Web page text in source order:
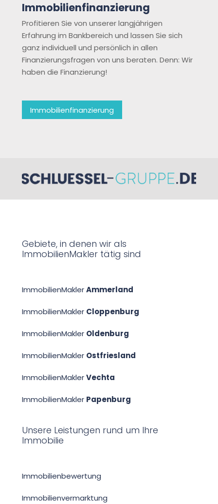
Immobilienfinanzierung
Profitieren Sie von unserer langjährigen
Erfahrung im Bankbereich und lassen Sie sich
ganz individuell und persönlich in allen
Finanzierungsfragen von uns beraten. Denn: Wir
haben die Finanzierung!
Immobilienfinanzierung
Gebiete, in denen wir als
ImmobilienMakler tätig sind
ImmobilienMaklerAmmerland
ImmobilienMakler Cloppenburg
ImmobilienMakler Oldenburg
ImmobilienMakler Ostfriesland
ImmobilienMakler Vechta
ImmobilienMakler Papenburg
Unsere Leistungen rund um Ihre
Immobilie
Immobilien­bewertung
Immobilienvermarktung